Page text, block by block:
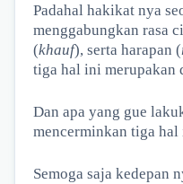
Padahal hakikat nya
menggabungkan rasa
(khauf), serta harapan (
tiga hal ini merupakan
Dan apa yang gue
mencerminkan tiga hal
Semoga saja kedepan